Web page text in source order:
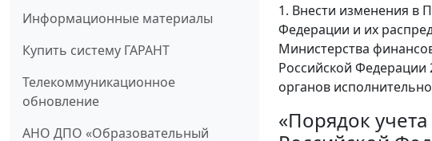
Информационные материалы
Купить систему ГАРАНТ
Телекоммуникационное
обновление
АНО ДПО «Образовательный
1. Внести изменения в
Федерации и их
Министерства
Российской Федерации
органов
«Порядок